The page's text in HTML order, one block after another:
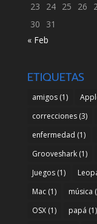
23
24 25 26
30
31
« Feb
ETIQUETAS
amigos(1)
correcciones(3)
enfermedad (1)
Grooveshark(1)
Juegos(1)
Mac(1) música
OSX(1) papá (1)